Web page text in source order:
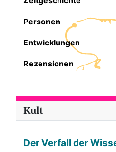
Personen
Entwicklungen
Rezensionen
Kult
Der Verfall der